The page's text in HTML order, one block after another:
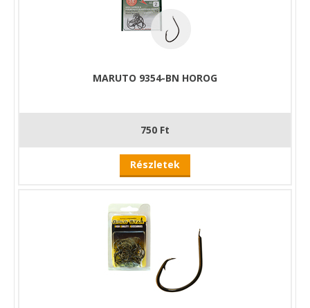
MARUTO 9354-BN HOROG
750 Ft
Részletek